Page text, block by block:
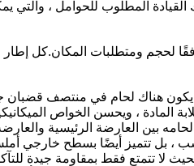
القيادة المطلوب للحوامل ، والتي
يكون هناك لحام في منتصف قضبان
على مسافة حوالي 70 سم من المركز ويتم لحامه
، بل تتميز أيضًا بسطح خارجي
لا تتمتع فقط بمقاومة جيدة